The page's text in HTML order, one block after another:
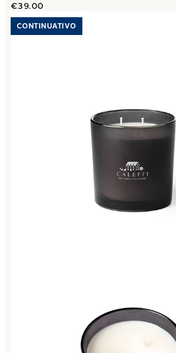
€39.00
Link to "Candela Profumata Piccola
CONTINUATIVO